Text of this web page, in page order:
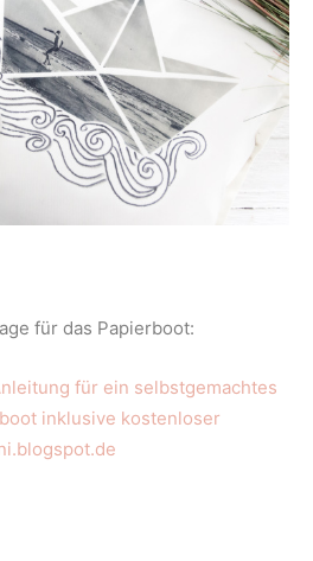
für das Papierboot: